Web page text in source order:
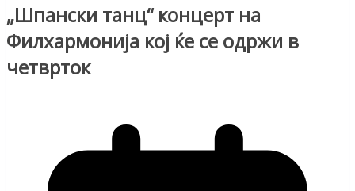
„Шпански танц“ концерт на
Филхармонија кој ќе се одржи в
четврток